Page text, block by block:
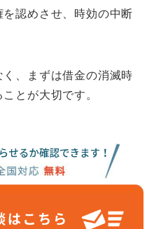
認めさせ、時効の中断
、まずは借金の消滅時
とが大切です。